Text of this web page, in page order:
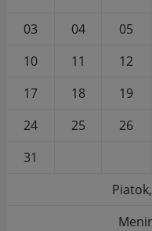
03
04 05
10
11 12
17
18 19
24
25 26
31